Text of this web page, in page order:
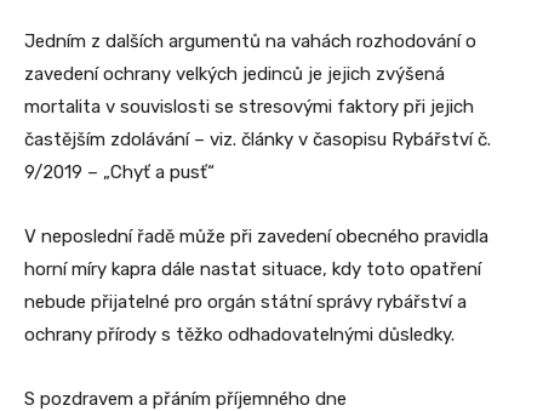
Jedním z dalších argumentů na vahách rozhodování o
zavedení ochrany velkých jedinců je jejich zvýšená
mortalita v souvislosti se stresovými faktory při jejich
častějším zdolávání – viz. články v časopisu Rybářství č.
9/2019 – „Chyť a pusť“
V neposlední řadě může při zavedení obecného pravidla
horní míry kapra dále nastat situace, kdy toto opatření
nebude přijatelné pro orgán státní správy rybářství a
ochrany přírody s těžko odhadovatelnými důsledky.
S pozdravem a přáním příjemného dne